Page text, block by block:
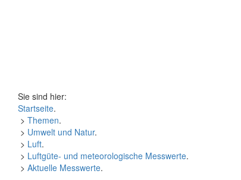
Sie sind hier:
Startseite.
> Themen.
> Umwelt und Natur.
> Luft.
> Luftgüte- und meteorologische Messwerte.
> Aktuelle Messwerte.